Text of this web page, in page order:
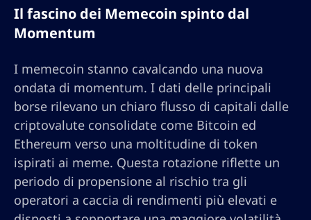
Il fascino dei Memecoin spinto dal
Momentum
I memecoin stanno cavalcando una nuova
ondata di momentum. I dati delle principali
borse rilevano un chiaro flusso di capitali dalle
criptovalute consolidate come Bitcoin ed
Ethereum verso una moltitudine di token
ispirati ai meme. Questa rotazione riflette un
periodo di propensione al rischio tra gli
operatori a caccia di rendimenti più elevati e